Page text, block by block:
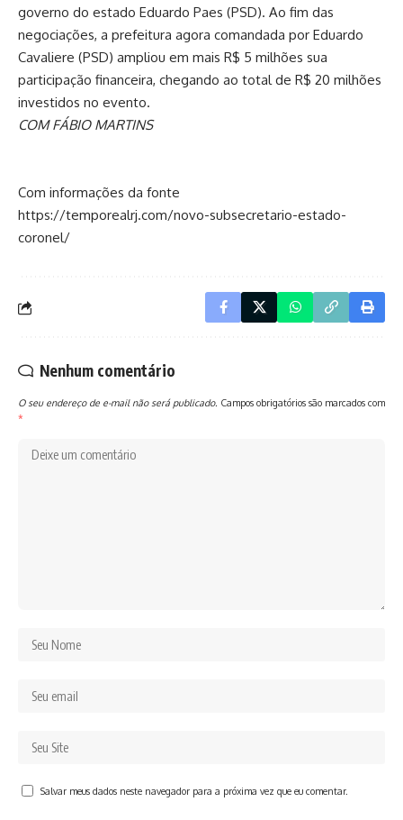
governo do estado Eduardo Paes (PSD). Ao fim das
negociações, a prefeitura agora comandada por Eduardo
Cavaliere (PSD) ampliou em mais R$ 5 milhões sua
participação financeira, chegando ao total de R$ 20 milhões
investidos no evento.
COM FÁBIO MARTINS
Com informações da fonte
https://temporealrj.com/novo-subsecretario-estado-
coronel/
Nenhum comentário
O seu endereço de e-mail não será publicado. Campos obrigatórios são marcados com
*
Salvar meus dados neste navegador para a próxima vez que eu comentar.